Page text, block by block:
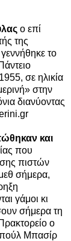
ο επί
της
το
σε ηλικία
στην
διανύοντας
και
που
πιστών
σήμερα,
γάμοι κι
σήμερα τη
ο
Μπασίρ